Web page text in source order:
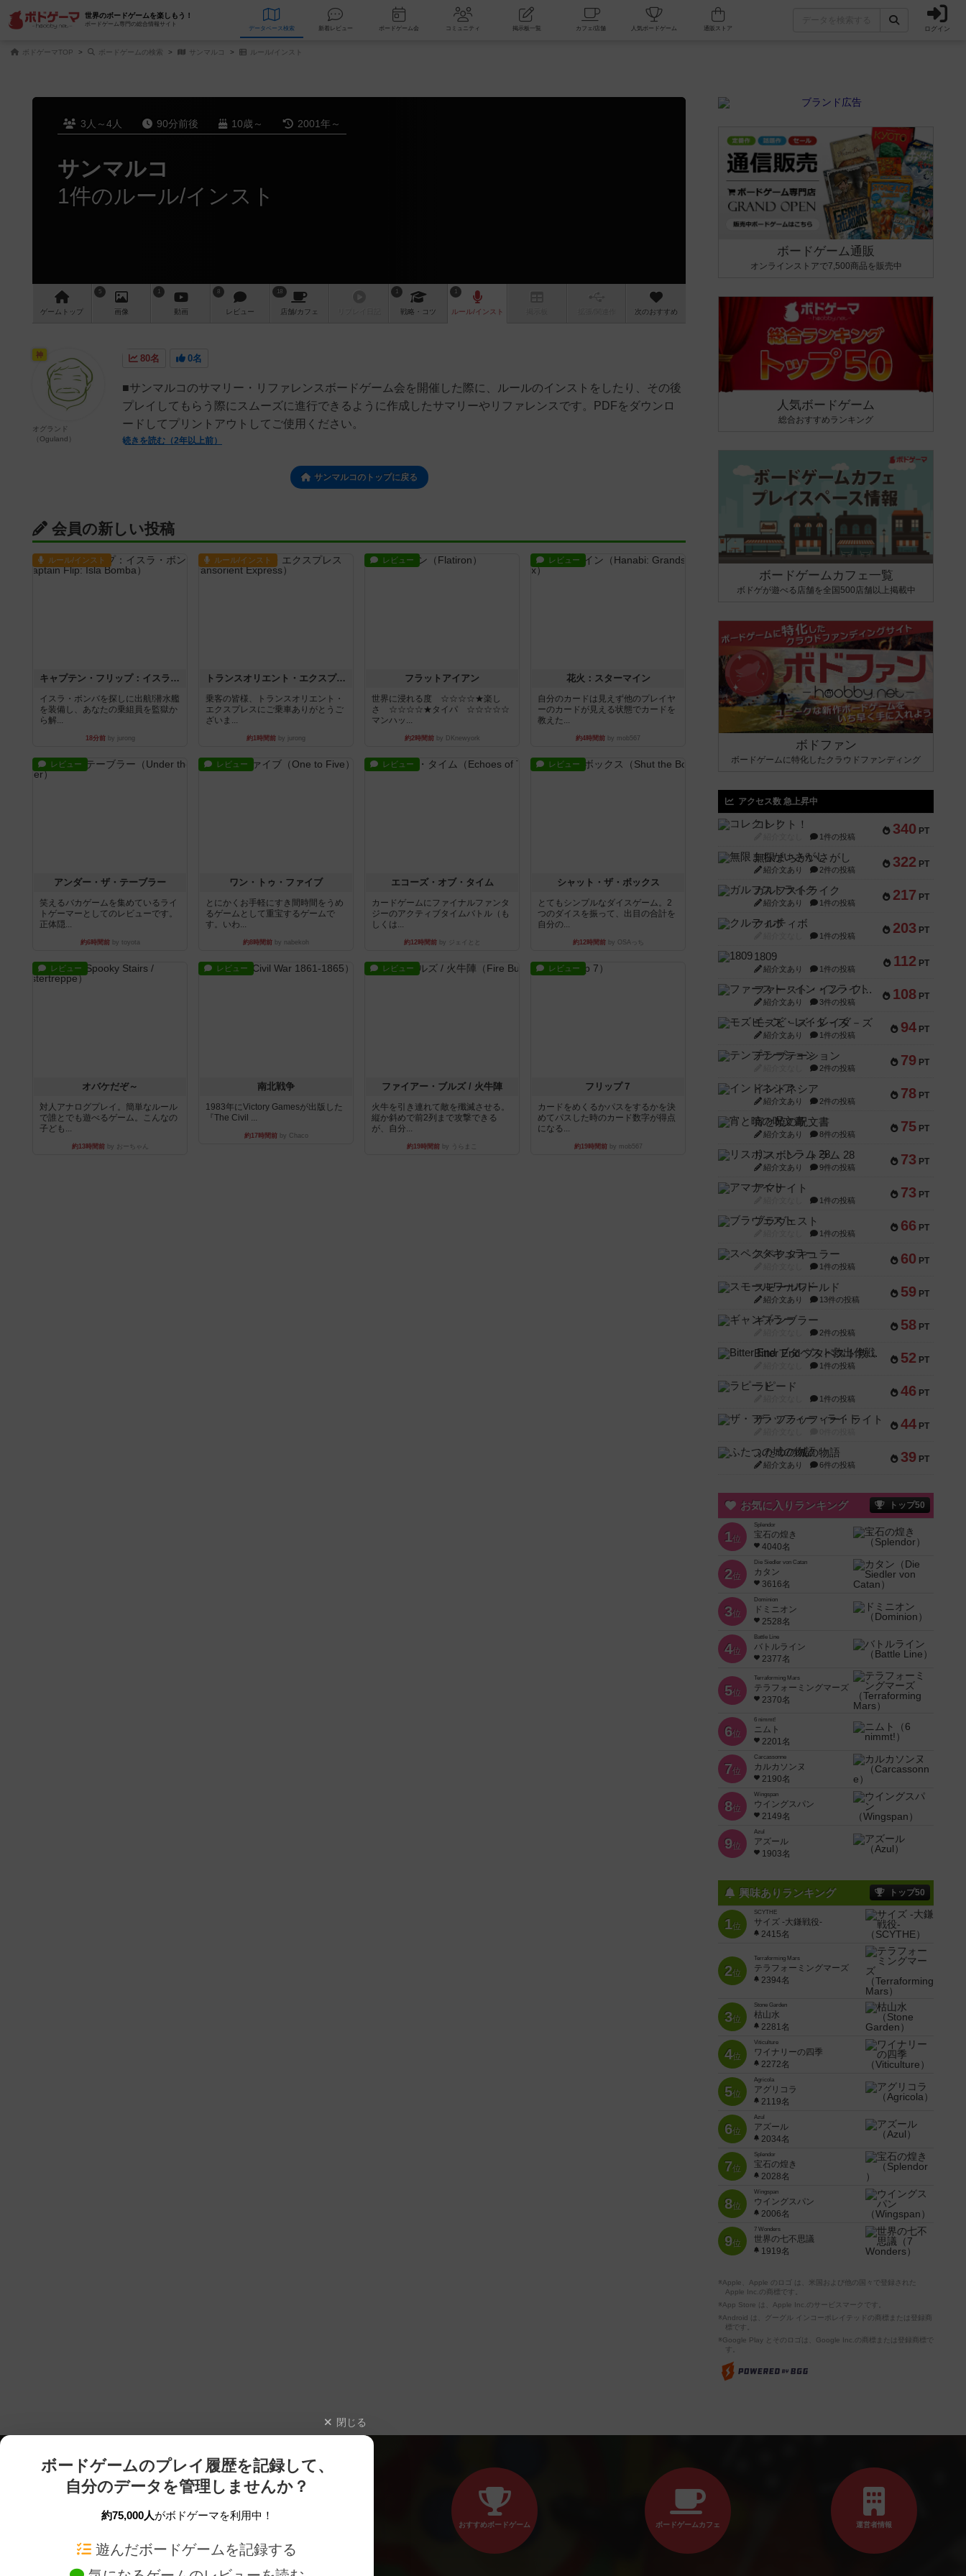
世界のボードゲームを楽しもう！
ボードゲーム専門の総合情報サイト
データベース 検索 新着レビュー ボードゲーム会 コミュニティ 掲示板一覧 カフェ/店舗 人気ボードゲーム ログイン
ボドゲーマTOP ボードゲームの検索 サンマルコ ルール/インスト
3人～4人 90分前後 10歳～ 2001年～
サンマルコ
1件のルール/インスト
ゲーム トップ
5
画像
1
動画
8
レビュー
18
店舗/カフェ
1
戦略 ・コツ
1
ルール/インスト 次のおすすめ
80名 0名
■サンマルコのサマリー・リファレンスボードゲーム会を開催した際に、ルールのインストをしたり、その後
プレイしてもらう際にスムーズに進行できるように作成したサマリーやリファレンスです。PDFをダウンロ
ードしてプリントアウトしてご使用ください。
続きを読む（2年以上前）
神
オグランド
（Oguland）
サンマルコのトップに戻る
会員の新しい投稿
ルール/インスト
キャプテン・フリップ：イスラ・ボンバ
イスラ・ボンバを探しに出航!潜水艦
を装備し、あなたの乗組員を監獄か
ら解...
18分前by jurong
ルール/インスト
トランスオリエント・エクスプレス
乗客の皆様、トランスオリエント・
エクスプレスにご乗車ありがとうご
ざいま...
約1時間前 by jurong
レビュー
フラットアイアン
世界に浸れる度 ☆☆☆☆★楽し
さ ☆☆☆☆★タイパ ☆☆☆☆☆
マンハッ...
約2時間前by DKnewyork
レビュー
花火：スターマイン
自分のカードは見えず他のプレイヤ
ーのカードが見える状態でカードを
教えた...
約4時間前 by mob567
レビュー
アンダー・ザ・テーブラー
笑えるバカゲームを集めているライ
トゲーマーとしてのレビューです。
正体隠...
約6時間前by toyota
レビュー
ワン・トゥ・ファイブ
とにかくお手軽にすき間時間をうめ
るゲームとして重宝するゲームで
す。いわ...
約8時間前 by nabekoh
レビュー
エコーズ・オブ・タイム
カードゲームにファイナルファンタ
ジーのアクティブタイムバトル（も
しくは...
約12時間前by ジェイとと
レビュー
シャット・ザ・ボックス
とてもシンプルなダイスゲーム。2
つのダイスを振って、出目の合計を
自分の...
約12時間前by OSAっち
レビュー
オバケだぞ～
対人アナログプレイ。簡単なルール
で誰とでも遊べるゲーム。こんなの
子ども...
約13時間前by おーちゃん
レビュー
南北戦争
1983年にVictory Gamesが出版した
『The Civil ...
約17時間前by Chaco
レビュー
ファイアー・ブルズ / 火牛陣
火牛を引き連れて敵を殲滅させる。
縦か斜めで前2列まで攻撃できる
が、自分...
約19時間前 by うらまこ
レビュー
フリップ７
カードをめくるかパスをするかを決
めてパスした時のカード数字が得点
になる...
約19時間前by mob567
ボードゲーム通販
オンラインストアで7,500商品を販売中
人気ボードゲーム
総合おすすめランキング
ボードゲームカフェ一覧
ボドゲが遊べる店舗を全国500店舗以上掲載中
ボドファン
ボードゲームに特化したクラウドファンディング
アクセス数 急上昇中
340 PT
コレクト！
1件の投稿
322 PT
無限まちがいさがし
紹介文あり 2件の投稿
217 PT
ガルフストライク
紹介文あり 1件の投稿
203 PT
クルティボ
1件の投稿
112 PT
1809
紹介文あり 1件の投稿
108 PT
ファースト・イン・フライト
紹介文あり 3件の投稿
94 PT
モズビ－ズ・レイダ－ズ
紹介文あり 1件の投稿
79 PT
テンプテーション
2件の投稿
78 PT
インドネシア
紹介文あり 2件の投稿
75 PT
宵と暁の呪文書
紹介文あり 8件の投稿
73 PT
リスボン・トラム 28
紹介文あり 9件の投稿
73 PT
アマナイト
1件の投稿
66 PT
ブラヴェスト
1件の投稿
60 PT
スペクタキュラー
1件の投稿
59 PT
スモールワールド
紹介文あり 13件の投稿
58 PT
ギャンブラー
2件の投稿
52 PT
Bitter End ブタペスト救出作戦
1件の投稿
46 PT
ラピード
1件の投稿
44 PT
ザ・フラッフィー・ライト
39 PT
ふたつの城の物語
紹介文あり 6件の投稿
お気に入りランキング トップ50
1位
Splendor
宝石の煌き
4040名
2位
Die Siedler von Catan
カタン
3616名
3位
Dominion
ドミニオン
2528名
4位
Battle Line
バトルライン
2377名
5位
Terraforming Mars
テラフォーミングマーズ
2370名
6位
6 nimmt!
ニムト
2201名
7位
Carcassonne
カルカソンヌ
2190名
8位
Wingspan
ウイングスパン
2149名
9位
Azul
アズール
1903名
興味ありランキング トップ50
1位
SCYTHE
サイズ -大鎌戦役-
2415名
2位
Terraforming Mars
テラフォーミングマーズ
2394名
3位
Stone Garden
枯山水
2281名
4位
Viticulture
ワイナリーの四季
2272名
5位
Agricola
アグリコラ
2119名
6位
Azul
アズール
2034名
7位
Splendor
宝石の煌き
2028名
8位
Wingspan
ウイングスパン
2006名
9位
7 Wonders
世界の七不思議
1919名
※Apple、Apple のロゴ は、米国および他の国々で登録された
Apple Inc.の商標です。
※App Store は、Apple Inc.のサービスマークです。
※Android は、グーグル インコーポレイテッドの商標または登録商
標です。
※Google Play とそのロゴは、Google Inc.の商標または登録商標で
す。
閉じる
ボードゲームのプレイ履歴を記録して、
自分のデータを管理しませんか？
約75,000人がボドゲーマを利用中！
遊んだボードゲームを記録する
おすすめボードゲーム ボードゲームカフェ 運営者情報